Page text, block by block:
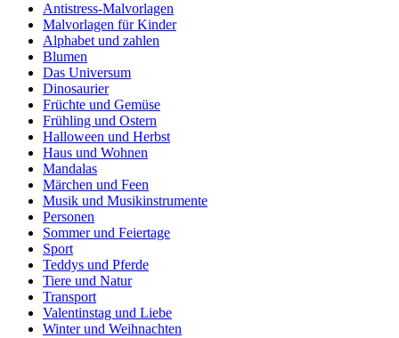
Antistress-Malvorlagen
Malvorlagen für Kinder
Alphabet und zahlen
Blumen
Das Universum
Dinosaurier
Früchte und Gemüse
Frühling und Ostern
Halloween und Herbst
Haus und Wohnen
Mandalas
Märchen und Feen
Musik und Musikinstrumente
Personen
Sommer und Feiertage
Sport
Teddys und Pferde
Tiere und Natur
Transport
Valentinstag und Liebe
Winter und Weihnachten